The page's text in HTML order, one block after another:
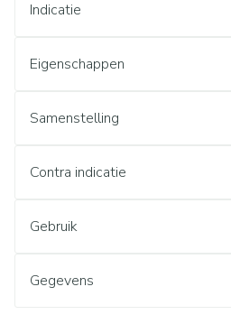
Indicatie
Eigenschappen
Samenstelling
Contra indicatie
Gebruik
Gegevens